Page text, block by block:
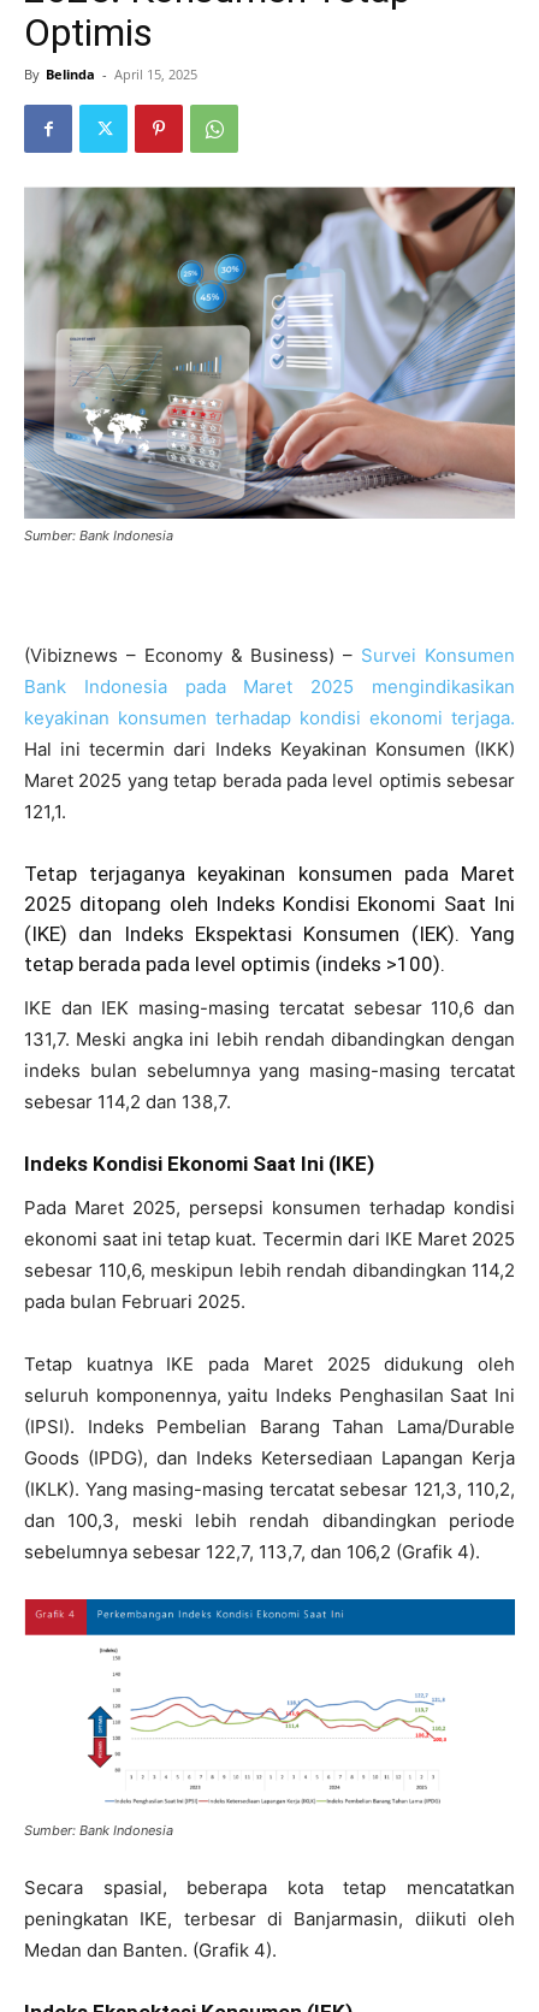
Optimis
By Belinda - April 15, 2025
Sumber: Bank Indonesia
(Vibiznews – Economy & Business) – Survei Konsumen
Bank Indonesia pada Maret 2025 mengindikasikan
keyakinan konsumen terhadap kondisi ekonomi terjaga.
Hal ini tecermin dari Indeks Keyakinan Konsumen (IKK)
Maret 2025 yang tetap berada pada level optimis sebesar
121,1.
Tetap terjaganya keyakinan konsumen pada Maret
2025 ditopang oleh Indeks Kondisi Ekonomi Saat Ini
(IKE) dan Indeks Ekspektasi Konsumen (IEK). Yang
tetap berada pada level optimis (indeks >100).
IKE dan IEK masing-masing tercatat sebesar 110,6 dan
131,7. Meski angka ini lebih rendah dibandingkan dengan
indeks bulan sebelumnya yang masing-masing tercatat
sebesar 114,2 dan 138,7.
Indeks Kondisi Ekonomi Saat Ini (IKE)
Pada Maret 2025, persepsi konsumen terhadap kondisi
ekonomi saat ini tetap kuat. Tecermin dari IKE Maret 2025
sebesar 110,6, meskipun lebih rendah dibandingkan 114,2
pada bulan Februari 2025.
Tetap kuatnya IKE pada Maret 2025 didukung oleh
seluruh komponennya, yaitu Indeks Penghasilan Saat Ini
(IPSI). Indeks Pembelian Barang Tahan Lama/Durable
Goods (IPDG), dan Indeks Ketersediaan Lapangan Kerja
(IKLK). Yang masing-masing tercatat sebesar 121,3, 110,2,
dan 100,3, meski lebih rendah dibandingkan periode
sebelumnya sebesar 122,7, 113,7, dan 106,2 (Grafik 4).
Sumber: Bank Indonesia
Secara spasial, beberapa kota tetap mencatatkan
peningkatan IKE, terbesar di Banjarmasin, diikuti oleh
Medan dan Banten. (Grafik 4).